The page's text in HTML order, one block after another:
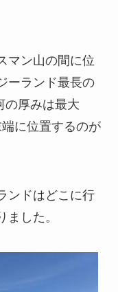
マン山の間に位
ーランド最長の
の厚みは最大
に位置するのが
ンドはどこに行
した。